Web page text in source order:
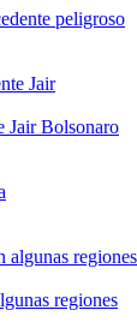
peligroso
Jair Bolsonaro
regiones